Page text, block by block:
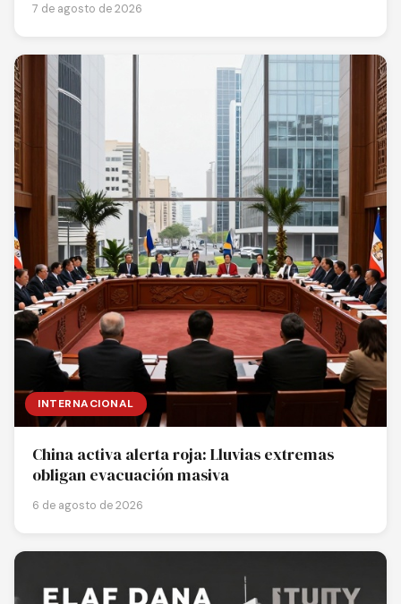
7 de agosto de 2026
INTERNACIONAL
China activa alerta roja: Lluvias extremas
obligan evacuación masiva
6 de agosto de 2026